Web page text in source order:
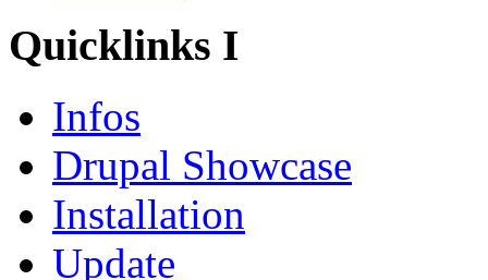
Quicklinks I
Infos
Drupal Showcase
Installation
Update